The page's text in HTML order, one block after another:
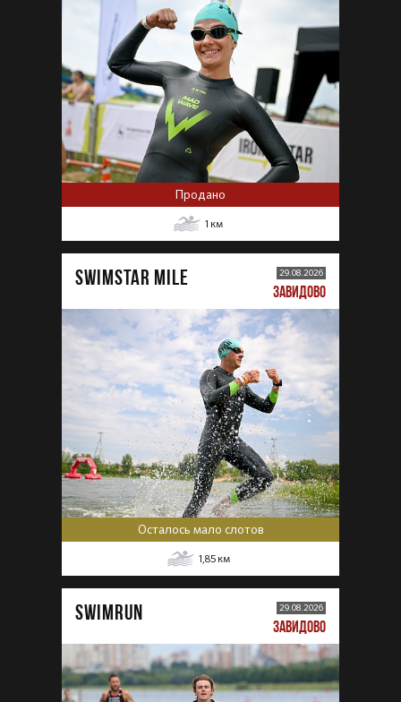
Продано
1 км
SWIMSTAR MILE 29.08.2026
ЗАВИДОВО
Осталось мало слотов
1,85 км
SWIMRUN 29.08.2026
ЗАВИДОВО